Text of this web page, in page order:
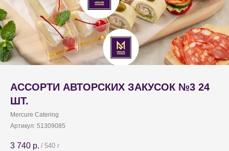
АССОРТИ АВТОРСКИХ ЗАКУСОК №3 24
ШТ.
Mercure Catering
Артикул: 51309085
3 740 р. / 540 г